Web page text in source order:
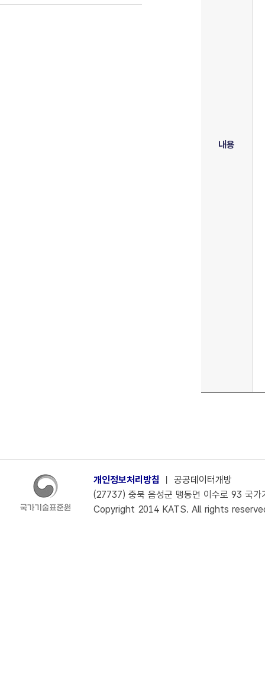
내용
개인정보처리방침 ㅣ 공공데이터개방
(27737) 충북 음성군 맹동면 이수로 93 국
Copyright 2014 KATS. All rights